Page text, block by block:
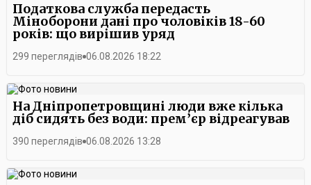
Податкова служба передасть
Міноборони дані про чоловіків 18-60
років: що вирішив уряд
299 переглядів 06.08.2026 18:22
На Дніпропетровщині люди вже кілька
діб сидять без води: прем’єр відреагував
390 переглядів 06.08.2026 13:28